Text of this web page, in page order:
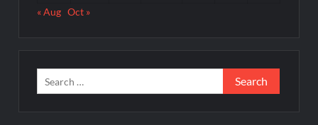
« Aug Oct »
Search
for: